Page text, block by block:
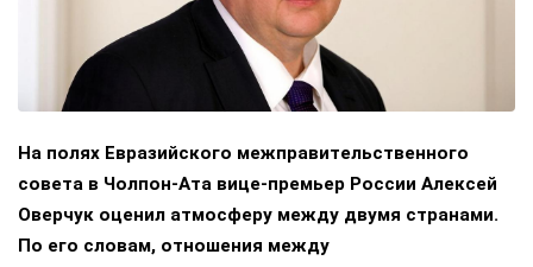
На полях Евразийского межправительственного
совета в Чолпон-Ата вице-премьер России Алексей
Оверчук оценил атмосферу между двумя странами.
По его словам, отношения между